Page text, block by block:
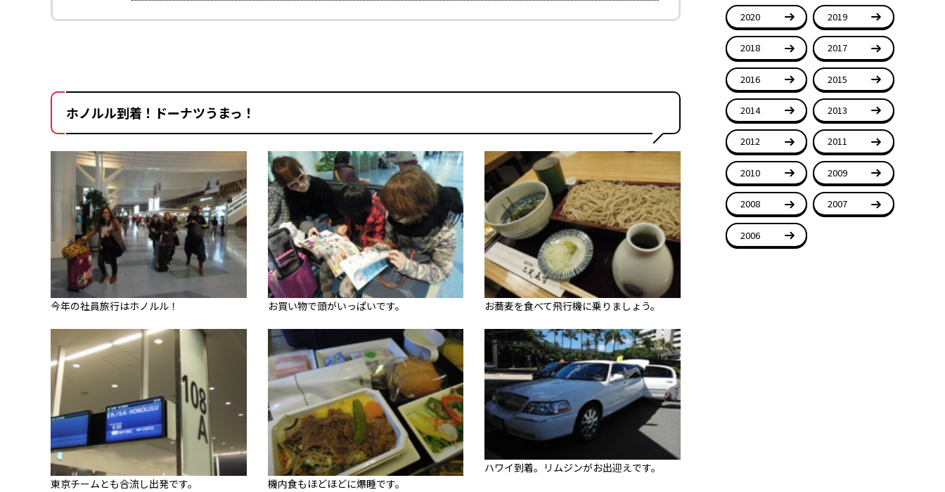
ホノルル到着！ドーナツうまっ！
今年の社員旅行はホノルル！ お買い物で頭がいっぱいです。 お蕎麦を食べて飛行機に乗りましょう。
東京チームとも合流し出発です。 機内食もほどほどに爆睡です。
ハワイ到着。リムジンがお出迎えです。
2020 2019
2018 2017
2016 2015
2014 2013
2012 2011
2010 2009
2008 2007
2006